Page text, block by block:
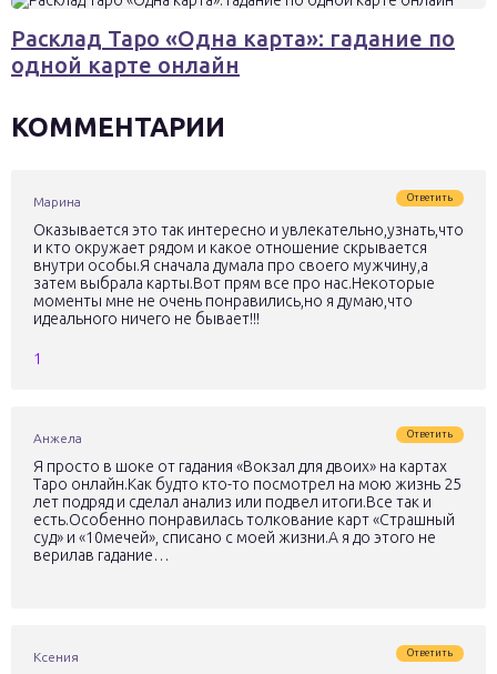
Расклад Таро «Одна карта»: гадание по
одной карте онлайн
КОММЕНТАРИИ
Марина Ответить
Оказывается это так интересно и увлекательно,узнать,что
и кто окружает рядом и какое отношение скрывается
внутри особы.Я сначала думала про своего мужчину,а
затем выбрала карты.Вот прям все про нас.Некоторые
моменты мне не очень понравились,но я думаю,что
идеального ничего не бывает!!!
1
Анжела Ответить
Я просто в шоке от гадания «Вокзал для двоих» на картах
Таро онлайн.Как будто кто-то посмотрел на мою жизнь 25
лет подряд и сделал анализ или подвел итоги.Все так и
есть.Особенно понравилась толкование карт «Страшный
суд» и «10мечей», списано с моей жизни.А я до этого не
верилав гадание…
Ксения Ответить